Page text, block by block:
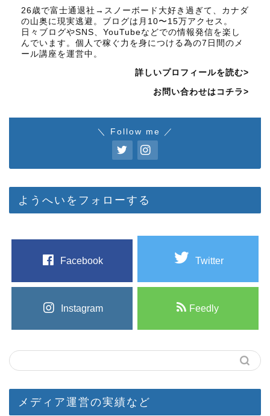
26歳で富士通退社→スノーボード大好き過ぎて、カナダ
の山奥に現実逃避。ブログは月10〜15万アクセス。
日々ブログやSNS、YouTubeなどでの情報発信を楽し
んでいます。個人で稼ぐ力を身につける為の7日間のメ
ール講座を運営中。
詳しいプロフィールを読む>
お問い合わせはコチラ>
＼ Follow me ／
ようへいをフォローする
Facebook Twitter
Instagram Feedly
メディア運営の実績など